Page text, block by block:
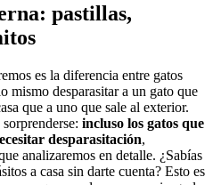
pastillas,
es la diferencia entre gatos
mismo desparasitar a un gato que
que a uno que sale al exterior.
incluso los gatos que
desparasitación,
analizaremos en detalle. ¿Sabías
a casa sin darte cuenta? Esto es